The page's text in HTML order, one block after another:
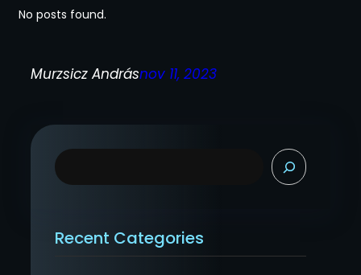
No posts found.
Murzsicz Andrásnov 11, 2023
K
e
é
Recent Categories